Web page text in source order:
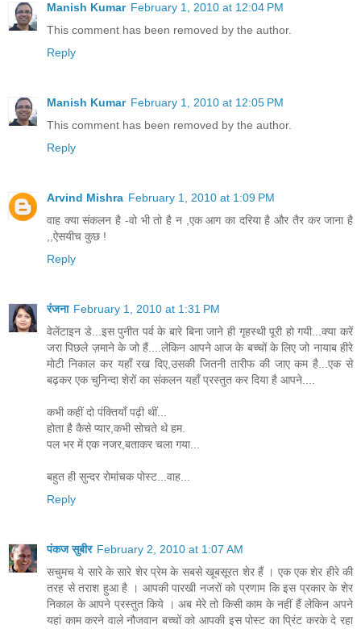
Manish Kumar February 1, 2010 at 12:04 PM
This comment has been removed by the author.
Reply
Manish Kumar February 1, 2010 at 12:05 PM
This comment has been removed by the author.
Reply
Arvind Mishra February 1, 2010 at 1:09 PM
वाह क्या संकलन है -वो भी तो है न ,एक आग का दरिया है और तैर कर जाना है
,,ऐसयीच कुछ !
Reply
रंजना February 1, 2010 at 1:31 PM
वेलेंटाइन डे...इस पुनीत पर्व के बारे बिना जाने ही गृहस्थी पूरी हो गयी...क्या करें
जरा पिछले ज़माने के जो हैं....लेकिन आपने आज के बच्चों के लिए जो नायाब हीरे
मोटी निकाल कर यहाँ रख दिए,उसकी जितनी तारीफ की जाए कम है...एक से
बढ़कर एक चुनिन्दा शेरों का संकलन यहाँ प्रस्तुत कर दिया है आपने....
कभी कहीं दो पंक्तियाँ पढ़ी थीं...
होता है कैसे प्यार,कभी सोचते थे हम.
पल भर में एक नजर,बताकर चला गया...
बहुत ही सुन्दर रोमांचक पोस्ट...वाह...
Reply
पंकज सुबीर February 2, 2010 at 1:07 AM
सचुमच ये सारे के सारे शेर प्रेम के सबसे खूबसूरत शेर हैं । एक एक शेर हीरे की
तरह से तराश हुआ है । आपकी पारखी नजरों को प्रणाम कि इस प्रकार के शेर
निकाल के आपने प्रस्‍तुत किये । अब मेरे तो किसी काम के नहीं हैं लेकिन अपने
यहां काम करने वाले नौजवान बच्‍चों को आपकी इस पोस्‍ट का प्रिंट करके दे रहा